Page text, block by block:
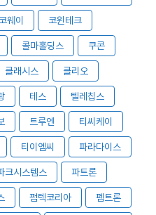
코웨이 코윈테크
콜마홀딩스 쿠콘
클래시스 클리오
테스 텔레칩스
트루엔 티씨케이
티이엠씨 파라다이스
크시스템스 파트론
펌텍코리아 펨트론